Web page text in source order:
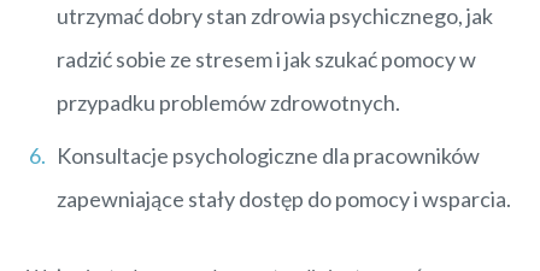
utrzymać dobry stan zdrowia psychicznego, jak
radzić sobie ze stresem i jak szukać pomocy w
przypadku problemów zdrowotnych.
Konsultacje psychologiczne dla pracowników
zapewniające stały dostęp do pomocy i wsparcia.